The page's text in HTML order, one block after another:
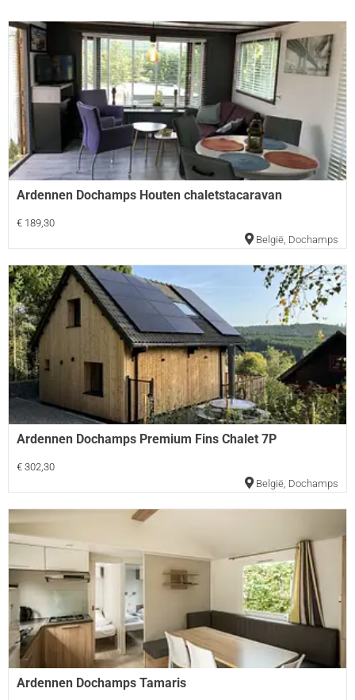
Ardennen Dochamps Houten chaletstacaravan
€ 189,30
België, Dochamps
Ardennen Dochamps Premium Fins Chalet 7P
€ 302,30
België, Dochamps
Ardennen Dochamps Tamaris